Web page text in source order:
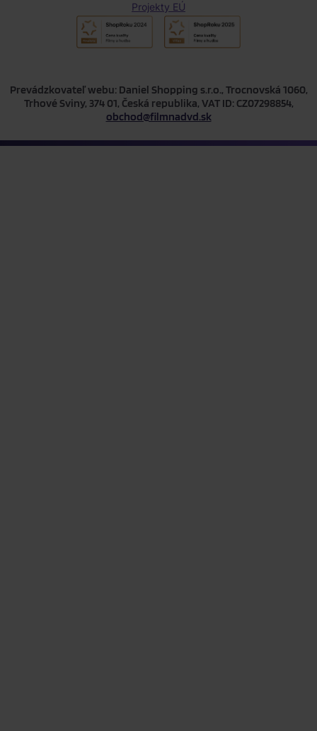
Projekty EÚ
Prevádzkovateľ webu: Daniel Shopping s.r.o., Trocnovská 1060,
Trhové Sviny, 374 01, Česká republika, VAT ID: CZ07298854,
obchod@filmnadvd.sk